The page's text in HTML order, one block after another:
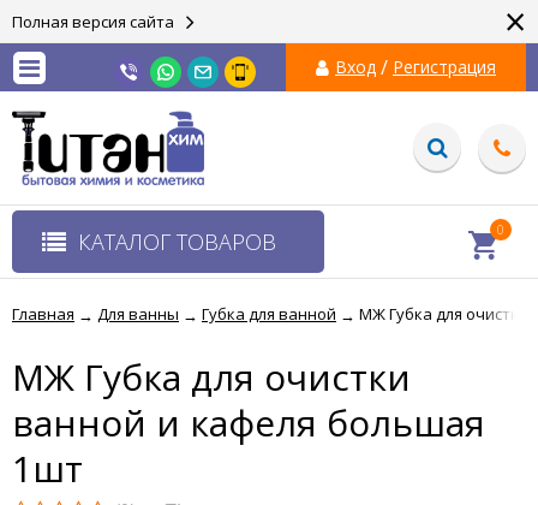
Полная версия сайта ×
Вход / Регистрация
КАТАЛОГ ТОВАРОВ 0
Главная → Для ванны → Губка для ванной → МЖ Губка для
МЖ Губка для очистки
ванной и кафеля большая
1шт